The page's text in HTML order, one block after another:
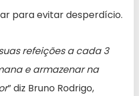
para evitar desperdício.
refeições a cada 3
e armazenar na
” diz Bruno Rodrigo,